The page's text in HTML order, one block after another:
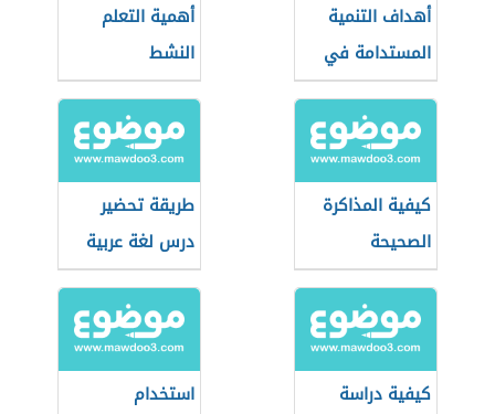
أهداف التنمية
المستدامة في
التعليم
أهمية التعلم
النشط
كيفية المذاكرة
الصحيحة
طريقة تحضير
درس لغة عربية
كيفية دراسة
استخدام